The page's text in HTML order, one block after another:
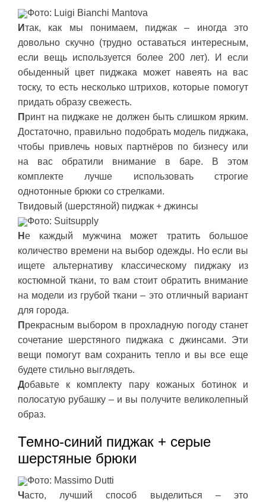
Фото: Luigi Bianchi Mantova
Итак, как мы понимаем, пиджак – иногда это
довольно скучно (трудно оставаться интересным,
если вещь используется более 200 лет). И если
обыденный цвет пиджака может навеять на вас
тоску, то есть несколько штрихов, которые помогут
придать образу свежесть.
П ринт на пиджаке не должен быть слишком ярким.
Достаточно, правильно подобрать модель пиджака,
чтобы привлечь новых партнёров по бизнесу или
на вас обратили внимание в баре. В этом
комплекте лучше использовать строгие
однотонные брюки со стрелками.
Твидовый (шерстяной) пиджак + джинсы
Фото: Suitsupply
Не каждый мужчина может тратить большое
количество времени на выбор одежды. Но если вы
ищете альтернативу классическому пиджаку из
костюмной ткани, то вам стоит обратить внимание
на модели из грубой ткани – это отличный вариант
для города.
П рекрасным выбором в прохладную погоду станет
сочетание шерстяного пиджака с джинсами. Эти
вещи помогут вам сохранить тепло и вы все еще
будете стильно выглядеть.
Добавьте к комплекту пару кожаных ботинок и
полосатую рубашку – и вы получите великолепный
образ.
Темно-синий пиджак + серые
шерстяные брюки
Фото: Massimo Dutti
Часто, лучший способ выделиться – это